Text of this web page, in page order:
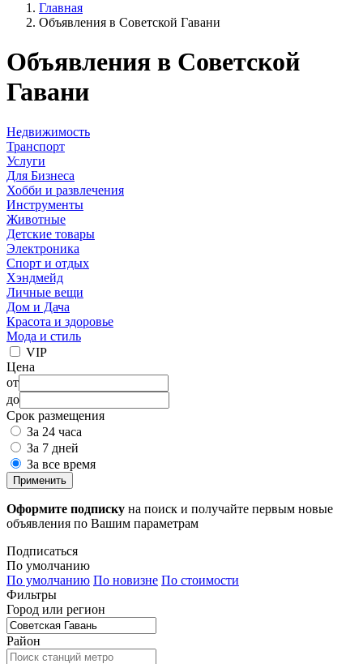
Главная
Объявления в Советской Гавани
Объявления в Советской
Гавани
Недвижимость
Транспорт
Услуги
Для Бизнеса
Хобби и развлечения
Инструменты
Животные
Детские товары
Электроника
Спорт и отдых
Хэндмейд
Личные вещи
Дом и Дача
Красота и здоровье
Мода и стиль
VIP
Цена
от
до
Срок размещения
За 24 часа
За 7 дней
За все время
Применить
Оформите подписку на поиск и получайте первым новые
объявления по Вашим параметрам
Подписаться
По умолчанию
По умолчанию По новизне По стоимости
Фильтры
Город или регион
Район